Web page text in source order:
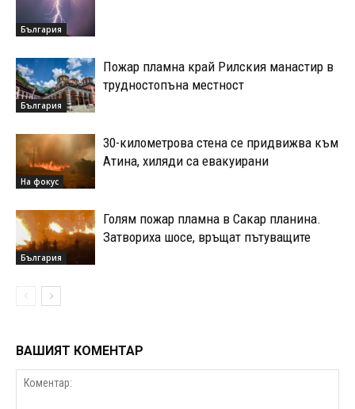
България
България
Пожар пламна край Рилския манастир в
трудностопъна местност
На фокус
30-километрова стена се придвижва към
Атина, хиляди са евакуирани
България
Голям пожар пламна в Сакар планина.
Затвориха шосе, връщат пътуващите
ВАШИЯТ КОМЕНТАР